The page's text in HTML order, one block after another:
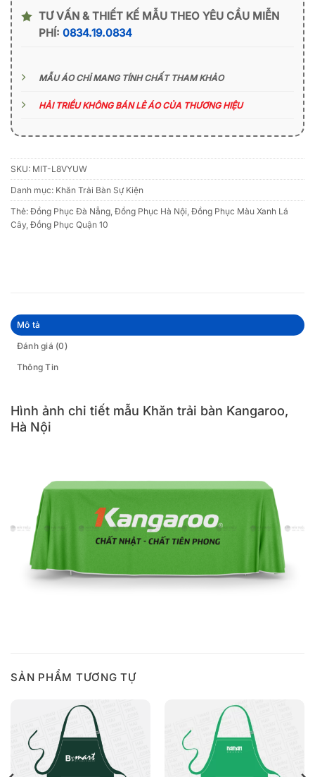
TƯ VẤN & THIẾT KẾ MẪU THEO YÊU CẦU MIỄN
PHÍ: 0834.19.0834
MẪU ÁO CHỈ MANG TÍNH CHẤT THAM KHẢO
HẢI TRIỀU KHÔNG BÁN LẺ ÁO CỦA THƯƠNG HIỆU
SKU: MIT-L8VYUW
Danh mục: Khăn Trải Bàn Sự Kiện
Thẻ: Đồng Phục Đà Nẵng Đồng Phục Hà Nội Đồng Phục Màu Xanh Lá
Cây, Đồng Phục Quận 10
Mô tả
Đánh giá (0)
Thông Tin
Hình ảnh chi tiết mẫu Khăn trải bàn Kangaroo,
Hà Nội
SẢN PHẨM TƯƠNG TỰ